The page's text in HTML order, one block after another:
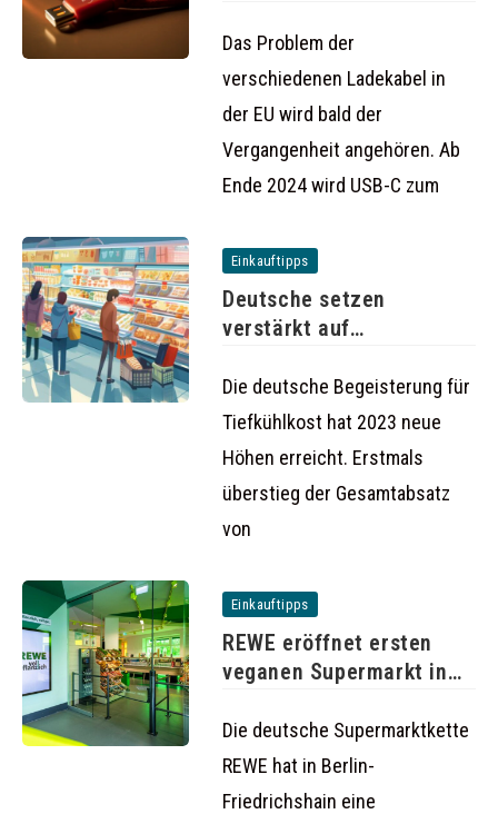
Das Problem der
verschiedenen Ladekabel in
der EU wird bald der
Vergangenheit angehören. Ab
Ende 2024 wird USB-C zum
Einkauftipps
Deutsche setzen
verstärkt auf
steigt auf
Die deutsche Begeisterung für
Tiefkühlkost hat 2023 neue
Höhen erreicht. Erstmals
überstieg der Gesamtabsatz
von
Einkauftipps
REWE eröffnet ersten
veganen Supermarkt in
Die deutsche Supermarktkette
REWE hat in Berlin-
Friedrichshain eine